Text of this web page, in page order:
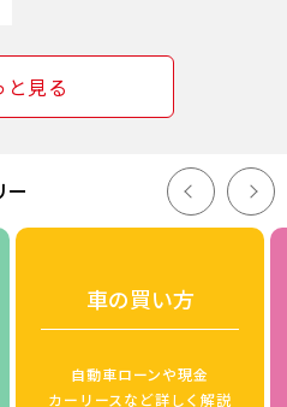
と見る
ー
車の買い方
自動車ローンや現金
カーリースなど詳しく解説